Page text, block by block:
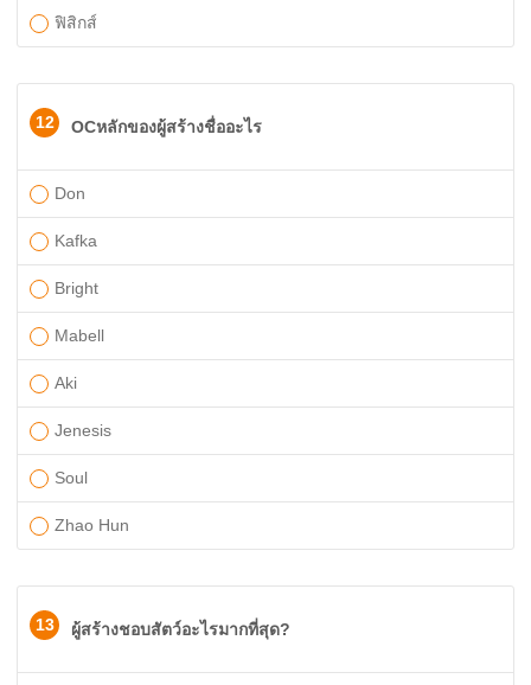
ฟิสิกส์
12 OCหลักของผู้สร้างชื่ออะไร
Don
Kafka
Bright
Mabell
Aki
Jenesis
Soul
Zhao Hun
13 ผู้สร้างชอบสัตว์อะไรมากที่สุด?